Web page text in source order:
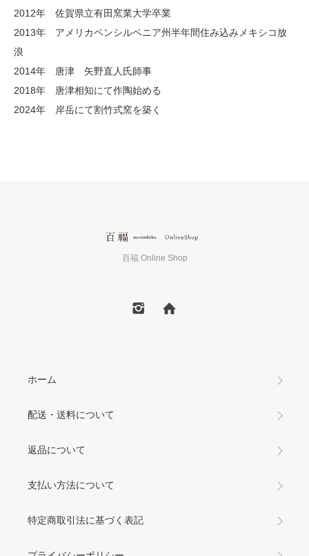
2012年 佐賀県立有田窯業大学卒業
2013年 アメリカペンシルベニア州半年間住み込みメキシコ放
浪
2014年 唐津 矢野直人氏師事
2018年 唐津相知にて作陶始める
2024年 岸岳にて割竹式窯を築く
百福 Online Shop
ホーム
配送・送料について
返品について
支払い方法について
特定商取引法に基づく表記